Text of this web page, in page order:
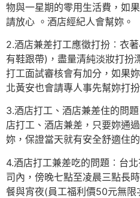
物與一星期的零用生活費，如
請放心 。酒店經紀人會幫妳。
2.酒店兼差打工應徵打扮︰衣
有鞋跟帶)，盡量清純淡妝打扮
打工面試審核會有加分，如果
北黃安也會請專人事先幫妳打扮
3.酒店打工、酒店兼差住的問
店打工、酒店兼差，只要妳通
妳，保證當天就有安全舒適住
4.酒店打工兼差吃的問題︰台
司內，傍晚七點至凌晨三點長
餐與宵夜(員工福利價50元無